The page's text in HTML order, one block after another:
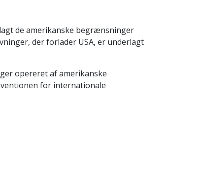
de amerikanske begrænsninger
der forlader USA, er underlagt
opereret af amerikanske
for internationale